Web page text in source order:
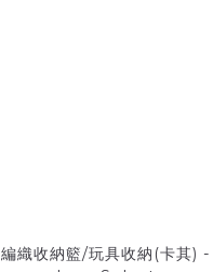
編織收納籃/玩具收納(卡其) -